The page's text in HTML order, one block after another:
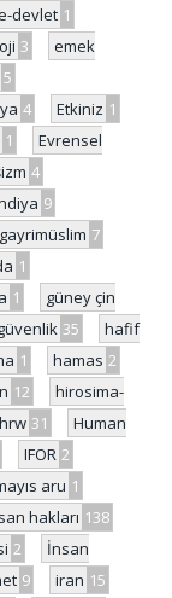
devlet 1
3
emek
5
4 Etkiniz 1
1
Evrensel
4
9
gayrimüslim 7
1
1
güney çin
35
hafif
1 hamas 2
12
hirosima-
hrw 31
Human
IFOR 2
aru 1
hakları 138
2
İnsan
9 iran 15